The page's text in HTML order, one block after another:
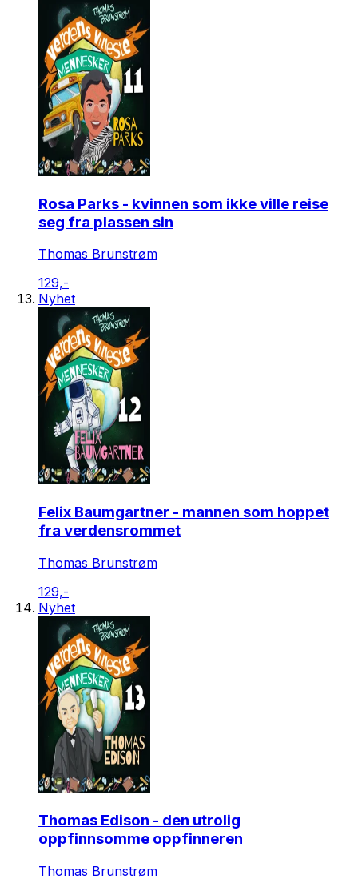
Rosa Parks - kvinnen som ikke ville reise
seg fra plassen sin
Thomas Brunstrøm
129,-
Nyhet
Felix Baumgartner - mannen som hoppet
fra verdensrommet
Thomas Brunstrøm
129,-
Nyhet
Thomas Edison - den utrolig
oppfinnsomme oppfinneren
Thomas Brunstrøm